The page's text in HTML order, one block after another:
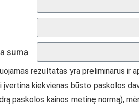
suma
rezultatas yra preliminarus ir
įvertina kiekvienas būsto paskolos
paskolos kainos metinę normą),